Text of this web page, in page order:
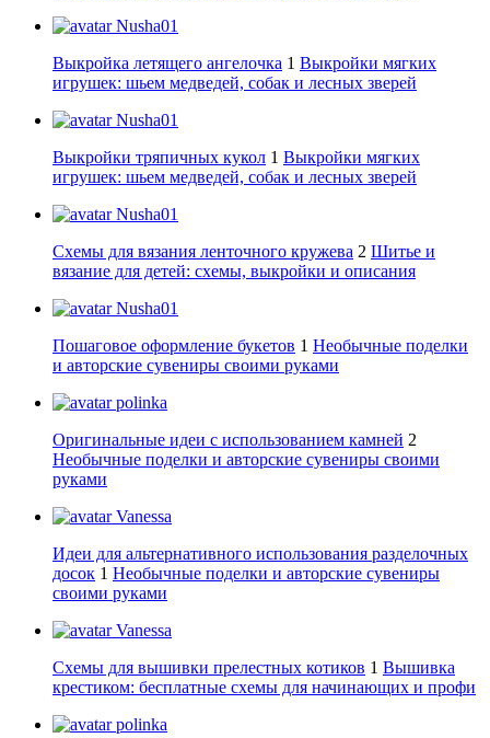
Nusha01
Выкройка летящего ангелочка 1 Выкройки мягких
игрушек: шьем медведей, собак и лесных зверей
Nusha01
Выкройки тряпичных кукол 1 Выкройки мягких
игрушек: шьем медведей, собак и лесных зверей
Nusha01
Схемы для вязания ленточного кружева 2 Шитье и
вязание для детей: схемы, выкройки и описания
Nusha01
Пошаговое оформление букетов 1 Необычные поделки
и авторские сувениры своими руками
polinka
Оригинальные идеи с использованием камней 2
Необычные поделки и авторские сувениры своими
руками
Vanessa
Идеи для альтернативного использования разделочных
досок 1 Необычные поделки и авторские сувениры
своими руками
Vanessa
Схемы для вышивки прелестных котиков 1 Вышивка
крестиком: бесплатные схемы для начинающих и профи
polinka